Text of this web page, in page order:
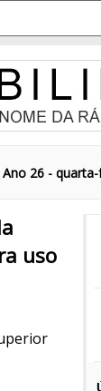
26 -
uso